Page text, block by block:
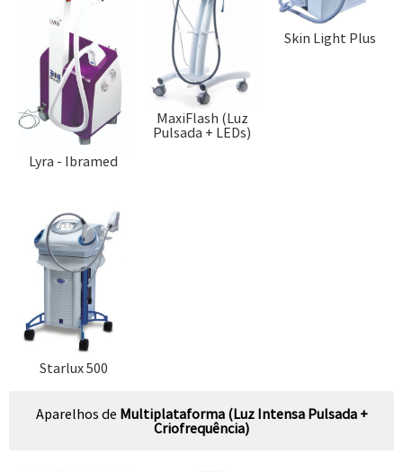
Lyra - Ibramed
MaxiFlash (Luz
Pulsada + LEDs)
Skin Light Plus
Starlux 500
Aparelhos de Multiplataforma (Luz Intensa Pulsada +
Criofrequência)